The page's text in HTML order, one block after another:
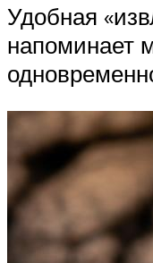
Удобная
напоминает